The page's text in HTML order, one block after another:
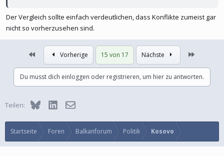
sicher anders vorgestellt. Ganz schlechter Vergleich zu Kosovo
finde ich.
Der Vergleich sollte einfach verdeutlichen, dass Konflikte zumeist gar
nicht so vorherzusehen sind.
Vorherige 15 von 17 Nächste
Du musst dich einloggen oder registrieren, um hier zu antworten.
Teilen: BlueskyLinkedInE-Mail
Startseite Foren Balkanforum Politik Kosovo